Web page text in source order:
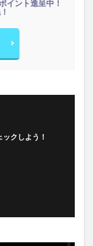
イント進呈中！
クしよう！